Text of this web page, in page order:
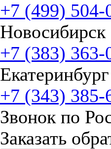
+7 (499) 504-
Новосибирск
+7 (383) 363-
Екатеринбург
+7 (343) 385-
Звонок по
Заказать